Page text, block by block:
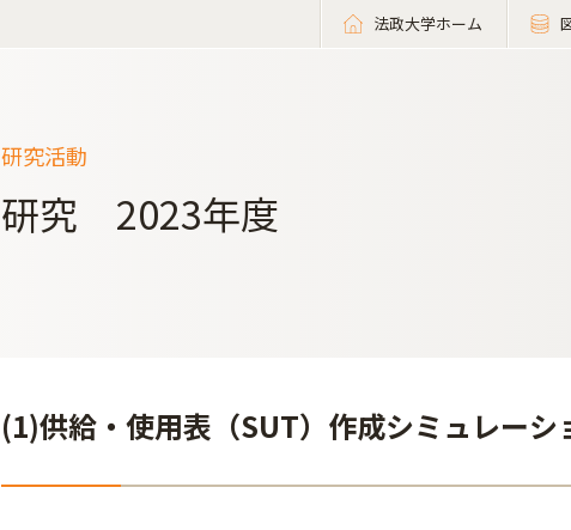
法政大学ホーム
研究活動
研究 2023年度
(1)供給・使用表（SUT）作成シミュレーシ